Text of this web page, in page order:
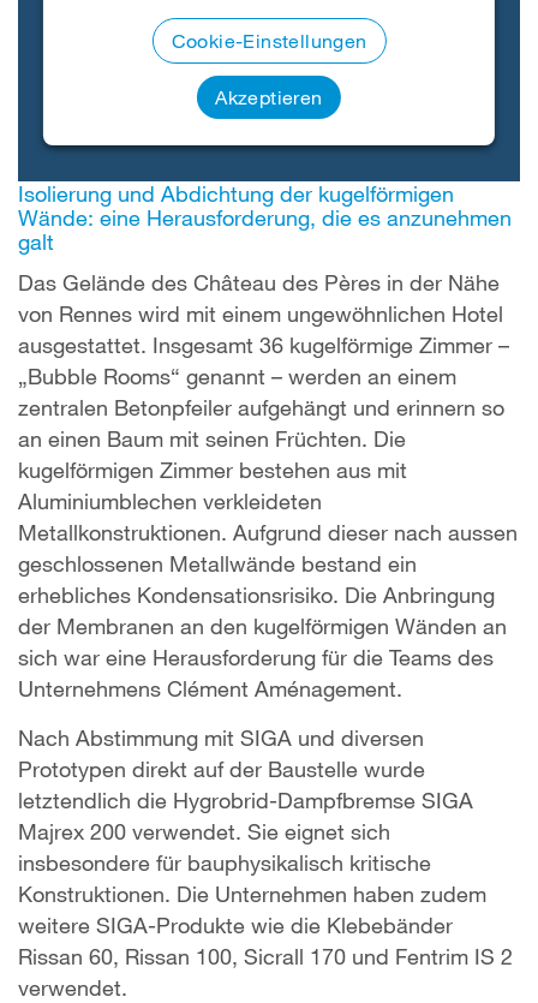
Cookie-Einstellungen
Akzeptieren
Isolierung und Abdichtung der kugelförmigen
Wände: eine Herausforderung, die es anzunehmen
galt
Das Gelände des Château des Pères in der Nähe
von Rennes wird mit einem ungewöhnlichen Hotel
ausgestattet. Insgesamt 36 kugelförmige Zimmer –
„Bubble Rooms“ genannt – werden an einem
zentralen Betonpfeiler aufgehängt und erinnern so
an einen Baum mit seinen Früchten. Die
kugelförmigen Zimmer bestehen aus mit
Aluminiumblechen verkleideten
Metallkonstruktionen. Aufgrund dieser nach aussen
geschlossenen Metallwände bestand ein
erhebliches Kondensationsrisiko. Die Anbringung
der Membranen an den kugelförmigen Wänden an
sich war eine Herausforderung für die Teams des
Unternehmens Clément Aménagement.
Nach Abstimmung mit SIGA und diversen
Prototypen direkt auf der Baustelle wurde
letztendlich die Hygrobrid-Dampfbremse SIGA
Majrex 200 verwendet. Sie eignet sich
insbesondere für bauphysikalisch kritische
Konstruktionen. Die Unternehmen haben zudem
weitere SIGA-Produkte wie die Klebebänder
Rissan 60, Rissan 100, Sicrall 170 und Fentrim IS 2
verwendet.